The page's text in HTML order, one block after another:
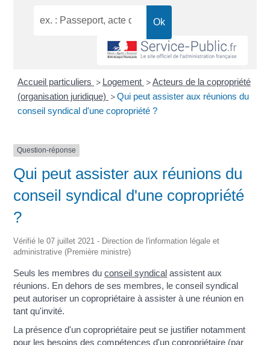
Accueil particuliers > Logement >Acteurs de la copropriété
(organisation juridique) >Qui peut assister aux réunions du
conseil syndical d'une copropriété ?
Question-réponse
Qui peut assister aux réunions du
conseil syndical d'une copropriété
?
Vérifié le 07 juillet 2021 - Direction de l'information légale et
administrative (Première ministre)
Seuls les membres duconseil syndical assistent aux
réunions. En dehors de ses membres, le conseil syndical
peut autoriser un copropriétaire à assister à une réunion en
tant qu'invité.
La présence d'un copropriétaire peut se justifier notamment
pour les besoins des compétences d'un copropriétaire (par